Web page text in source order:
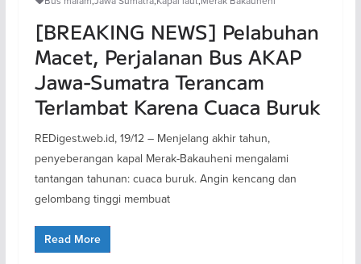
[BREAKING NEWS] Pelabuhan
Macet, Perjalanan Bus AKAP
Jawa-Sumatra Terancam
Terlambat Karena Cuaca Buruk
REDigest.web.id, 19/12 – Menjelang akhir tahun,
penyeberangan kapal Merak-Bakauheni mengalami
tantangan tahunan: cuaca buruk. Angin kencang dan
gelombang tinggi membuat
Read More